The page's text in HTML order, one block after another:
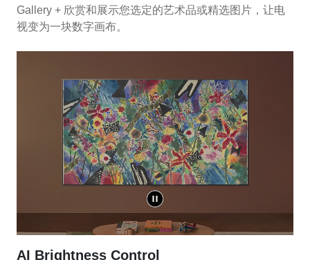
Gallery + 欣赏和展示您选定的艺术品或精选图片，让电
视变为一块数字画布。
AI Brightness Control